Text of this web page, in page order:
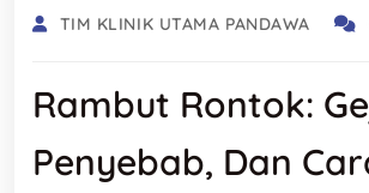
TIM KLINIK UTAMA PANDAWA
Rambut Rontok:
Penyebab, Dan